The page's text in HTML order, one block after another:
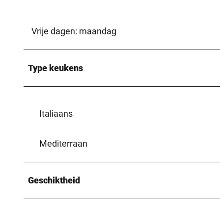
Vrije dagen: maandag
Type keukens
Italiaans
Mediterraan
Geschiktheid